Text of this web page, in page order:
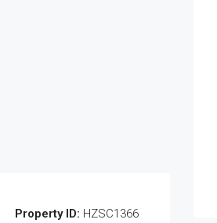
Property ID: HZSC1366